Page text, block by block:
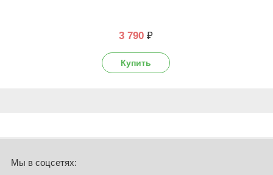
3 790 ₽
Мы в соцсетях: